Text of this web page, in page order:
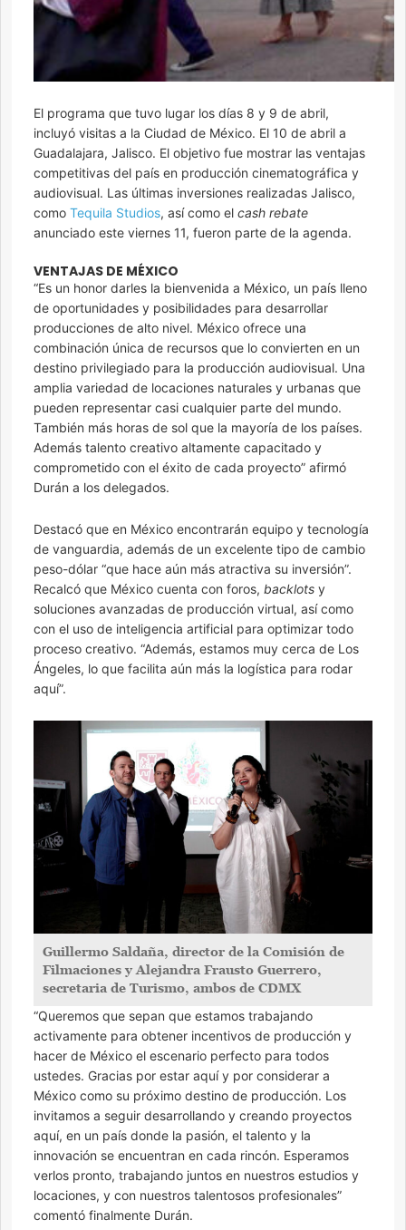
El programa que tuvo lugar los días 8 y 9 de abril,
incluyó visitas a la Ciudad de México. El 10 de abril a
Guadalajara, Jalisco. El objetivo fue mostrar las ventajas
competitivas del país en producción cinematográfica y
audiovisual. Las últimas inversiones realizadas Jalisco,
como Tequila Studios, así como el cash rebate
anunciado este viernes 11, fueron parte de la agenda.
VENTAJAS DE MÉXICO
“Es un honor darles la bienvenida a México, un país lleno
de oportunidades y posibilidades para desarrollar
producciones de alto nivel. México ofrece una
combinación única de recursos que lo convierten en un
destino privilegiado para la producción audiovisual. Una
amplia variedad de locaciones naturales y urbanas que
pueden representar casi cualquier parte del mundo.
También más horas de sol que la mayoría de los países.
Además talento creativo altamente capacitado y
comprometido con el éxito de cada proyecto” afirmó
Durán a los delegados.
Destacó que en México encontrarán equipo y tecnología
de vanguardia, además de un excelente tipo de cambio
peso-dólar “que hace aún más atractiva su inversión”.
Recalcó que México cuenta con foros, backlots y
soluciones avanzadas de producción virtual, así como
con el uso de inteligencia artificial para optimizar todo
proceso creativo. “Además, estamos muy cerca de Los
Ángeles, lo que facilita aún más la logística para rodar
aquí”.
Guillermo Saldaña, director de la Comisión de
Filmaciones y Alejandra Frausto Guerrero,
secretaria de Turismo, ambos de CDMX
“Queremos que sepan que estamos trabajando
activamente para obtener incentivos de producción y
hacer de México el escenario perfecto para todos
ustedes. Gracias por estar aquí y por considerar a
México como su próximo destino de producción. Los
invitamos a seguir desarrollando y creando proyectos
aquí, en un país donde la pasión, el talento y la
innovación se encuentran en cada rincón. Esperamos
verlos pronto, trabajando juntos en nuestros estudios y
locaciones, y con nuestros talentosos profesionales”
comentó finalmente Durán.